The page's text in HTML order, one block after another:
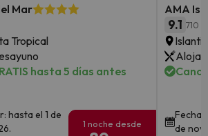
Mar
Tropical
hasta 5 días antes
hasta el 1 de
1 noche desde
AMA
9.1 710
de